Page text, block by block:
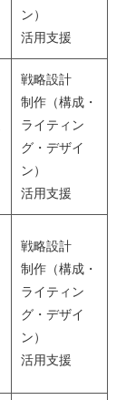
ン）
活用支援
戦略設計
制作（構成・
ライティン
グ・デザイ
ン）
活用支援
戦略設計
制作（構成・
ライティン
グ・デザイ
ン）
活用支援